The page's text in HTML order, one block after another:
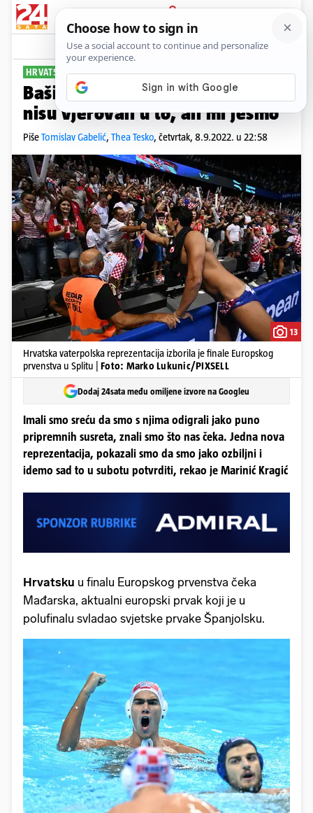
PRIJAVA
Sport Komentari
HRVATSKA U FINALU
Bašić: Došli smo po zlato. Neki
nisu vjerovali u to, ali mi jesmo
PišeTomislav Gabelić, Thea Tesko, četvrtak, 8.9.2022. u 22:58
13
Hrvatska vaterpolska reprezentacija izborila je finale Europskog
prvenstva u Splitu | Foto: Marko Lukunic/PIXSELL
Dodaj 24sata među omiljene izvore na Googleu
Imali smo sreću da smo s njima odigrali jako puno
pripremnih susreta, znali smo što nas čeka. Jedna nova
reprezentacija, pokazali smo da smo jako ozbiljni i
idemo sad to u subotu potvrditi, rekao je Marinić Kragić
Hrvatsku u finalu Europskog prvenstva čeka
Mađarska, aktualni europski prvak koji je u
polufinalu svladao svjetske prvake Španjolsku.